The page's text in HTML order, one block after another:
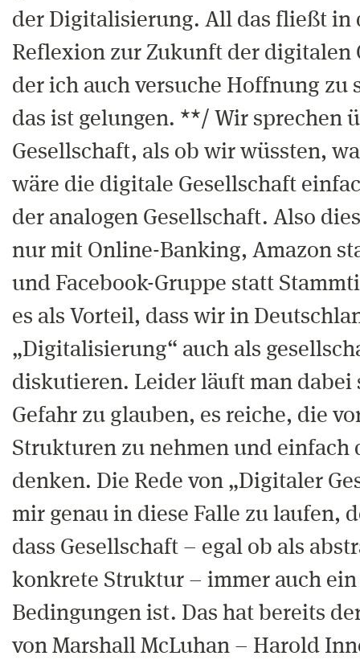
der Digitalisierung. All das fließt in
Reflexion zur Zukunft der digitalen
der ich auch versuche Hoffnung zu
das ist gelungen. **/ Wir sprechen
Gesellschaft, als ob wir wüssten,
wäre die digitale Gesellschaft
der analogen Gesellschaft. Also
nur mit Online-Banking, Amazon
und Facebook-Gruppe statt
es als Vorteil, dass wir in
„Digitalisierung“ auch als
diskutieren. Leider läuft man dabei
Gefahr zu glauben, es reiche, die
Strukturen zu nehmen und einfach
denken. Die Rede von „Digitaler
mir genau in diese Falle zu laufen,
dass Gesellschaft – egal ob als
konkrete Struktur – immer auch
Bedingungen ist. Das hat bereits
von Marshall McLuhan – Harold